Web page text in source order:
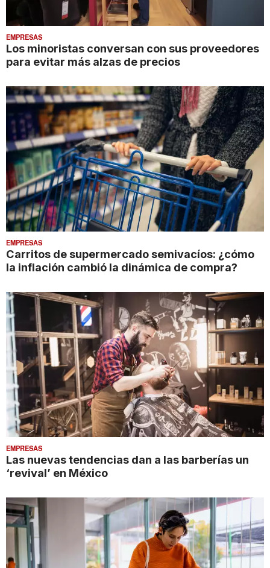
EMPRESAS
Los minoristas conversan con sus proveedores
para evitar más alzas de precios
EMPRESAS
Carritos de supermercado semivacíos: ¿cómo
la inflación cambió la dinámica de compra?
EMPRESAS
Las nuevas tendencias dan a las barberías un
‘revival’ en México